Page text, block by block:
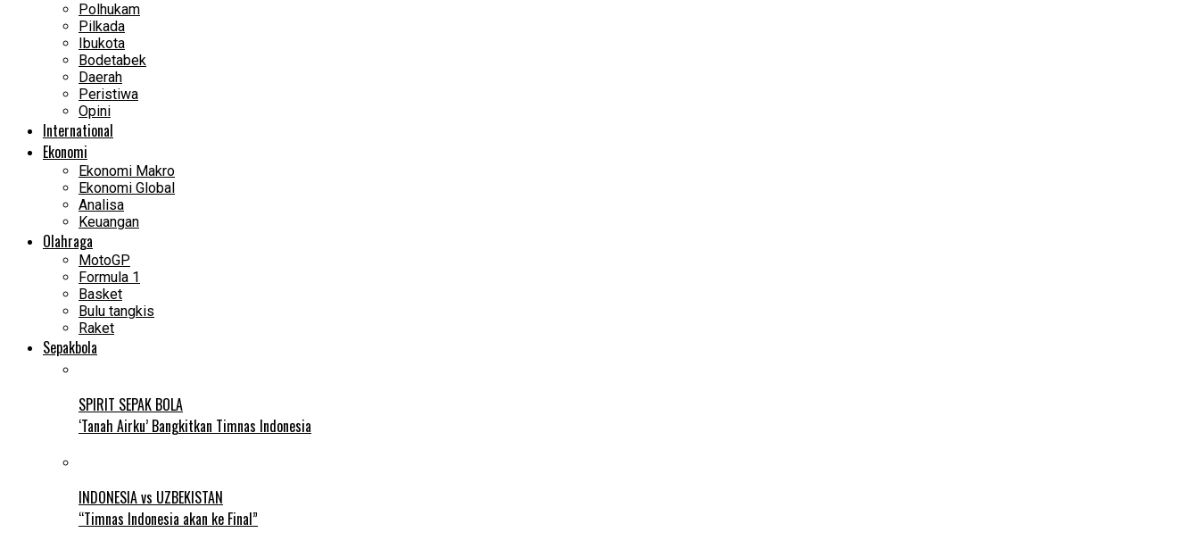
Polhukam
Pilkada
Ibukota
Bodetabek
Daerah
Peristiwa
Opini
International
Ekonomi
Ekonomi Makro
Ekonomi Global
Analisa
Keuangan
Olahraga
MotoGP
Formula 1
Basket
Bulu tangkis
Raket
Sepakbola
SPIRIT SEPAK BOLA
‘Tanah Airku’ Bangkitkan Timnas Indonesia
INDONESIA vs UZBEKISTAN
“Timnas Indonesia akan ke Final”